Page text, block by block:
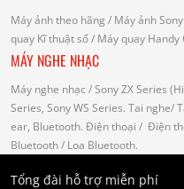
Máy ảnh theo hãng / Máy ảnh
quay Kĩ thuật số/ Máy quay Handy
MÁY NGHE NHẠC
Máy nghe nhạc / Sony ZX Series
Series, Sony WS Series. Tai nghe/
ear, Bluetooth. Điện thoại / Điện
Bluetooth/ Loa Bluetooth.
Tổng đài hỗ trợ miễn phí